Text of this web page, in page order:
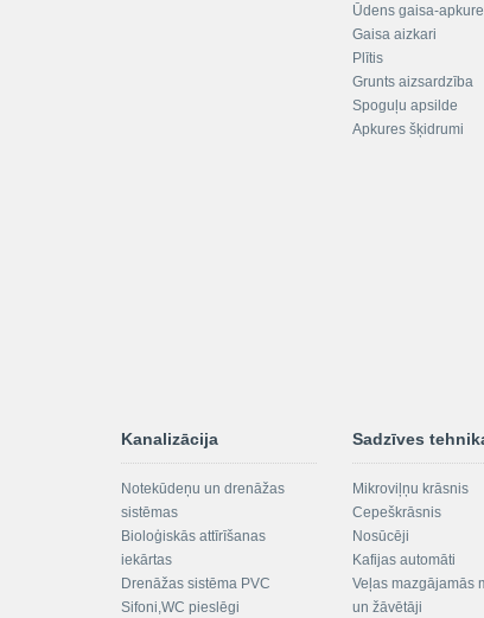
Ūdens gaisa-
Gaisa aizkari
Plītis
Grunts aizsardzība
Spoguļu apsilde
Apkures šķidrumi
Kanalizācija
Notekūdeņu un drenāžas
sistēmas
Bioloģiskās attīrīšanas
iekārtas
Drenāžas sistēma PVC
Sifoni,WC pieslēgi
Sadzīves
Mikroviļņu krāsnis
Cepeškrāsnis
Nosūcēji
Kafijas automāti
Veļas mazgājamās
un žāvētāji